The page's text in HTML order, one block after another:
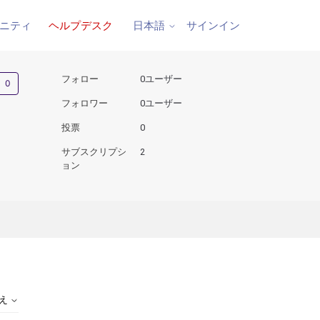
ティ ヘルプデスク 日本語 サインイン
0人がフォロー中
フォロー 0ユーザー
フォロワー 0ユーザー
投票 0
サブスクリプシ
ョン
2